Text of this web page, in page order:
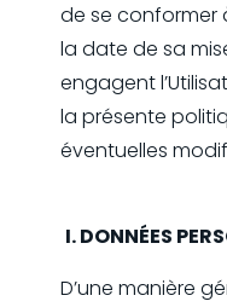
de se conformer
la date de sa
engagent
la présente
éventuelles
I. DONNÉES
D’une manière